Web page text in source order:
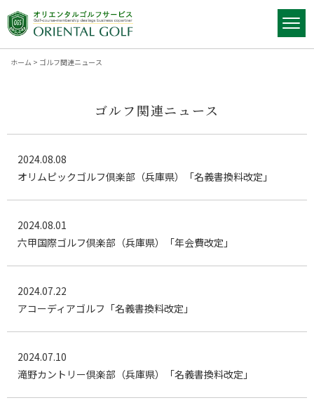
ホーム > ゴルフ関連ニュース
ゴルフ関連ニュース
2024.08.08
オリムピックゴルフ倶楽部（兵庫県）「名義書換料改定」
2024.08.01
六甲国際ゴルフ倶楽部（兵庫県）「年会費改定」
2024.07.22
アコーディアゴルフ「名義書換料改定」
2024.07.10
滝野カントリー倶楽部（兵庫県）「名義書換料改定」